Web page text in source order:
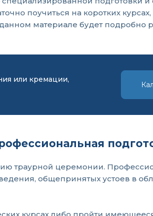
поучиться на коротких
материале будет подробно
или кремации,
траурной церемонии.
общепринятых устоев в